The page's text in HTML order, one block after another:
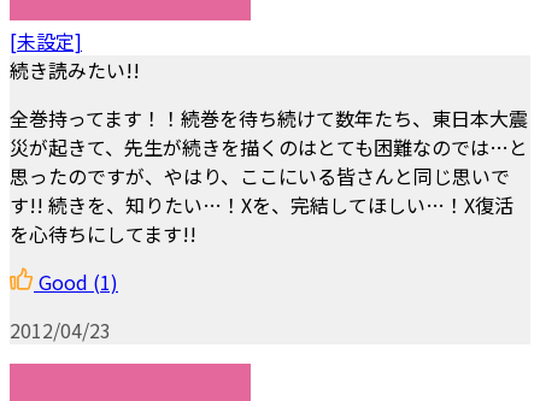
[未設定]
続き読みたい!!
全巻持ってます！！続巻を待ち続けて数年たち、東日本大震
災が起きて、先生が続きを描くのはとても困難なのでは…と
思ったのですが、やはり、ここにいる皆さんと同じ思いで
す!! 続きを、知りたい…！Xを、完結してほしい…！X復活
を心待ちにしてます!!
Good (1)
2012/04/23